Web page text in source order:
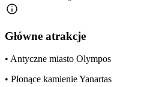
Główne atrakcje
• Antyczne miasto Olympos
• Płonące kamienie Yanartas